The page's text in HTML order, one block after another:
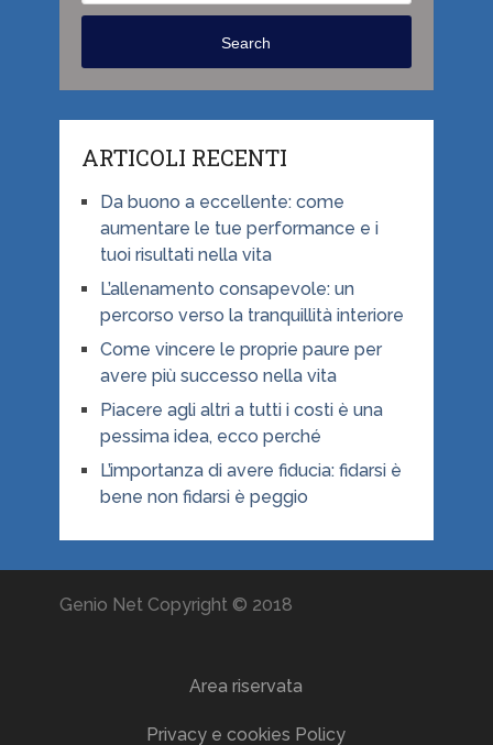
Search
ARTICOLI RECENTI
Da buono a eccellente: come
aumentare le tue performance e i
tuoi risultati nella vita
L’allenamento consapevole: un
percorso verso la tranquillità interiore
Come vincere le proprie paure per
avere più successo nella vita
Piacere agli altri a tutti i costi è una
pessima idea, ecco perché
L’importanza di avere fiducia: fidarsi è
bene non fidarsi è peggio
Genio Net Copyright © 2018
Area riservata
Privacy e cookies Policy